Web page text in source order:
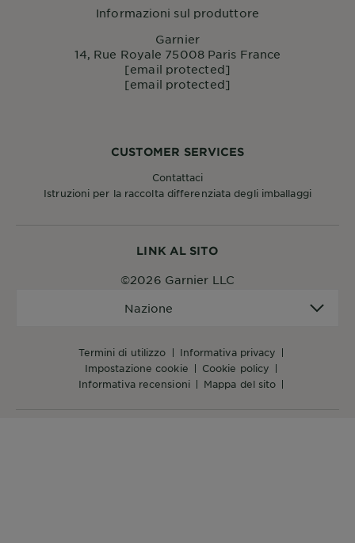
LINK AL SITO
termini di utilizzo
informativa privacy
impostazione cookie
cookie policy
informativa recensioni
mappa del sito
Nazione
©2026 Garnier LLC
CUSTOMER SERVICES
Contattaci
Istruzioni per la raccolta differenziata degli imballaggi
Informazioni sul produttore
Garnier
14, Rue Royale 75008 Paris France
[email protected]
[email protected]